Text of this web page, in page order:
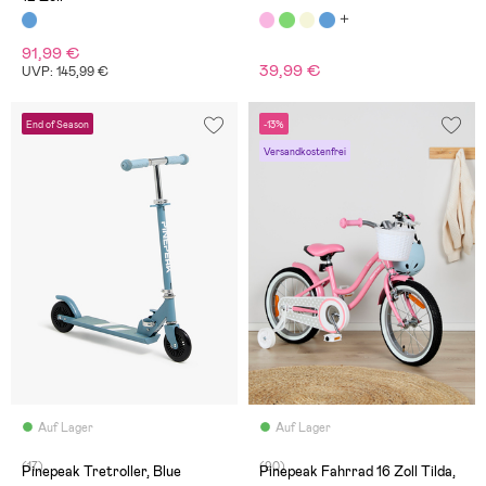
91,99 €
UVP: 145,99 € 39,99 €
End of Season
Auf Lager
(17)
Pinepeak Tretroller, Blue
-13%
Versandkostenfrei
Auf Lager
(90)
Pinepeak Fahrrad 16 Zoll Tilda,